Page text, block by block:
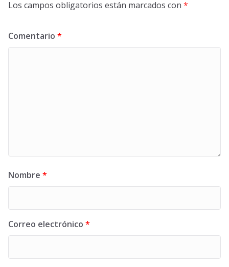
Los campos obligatorios están marcados con *
Comentario *
Nombre *
Correo electrónico *